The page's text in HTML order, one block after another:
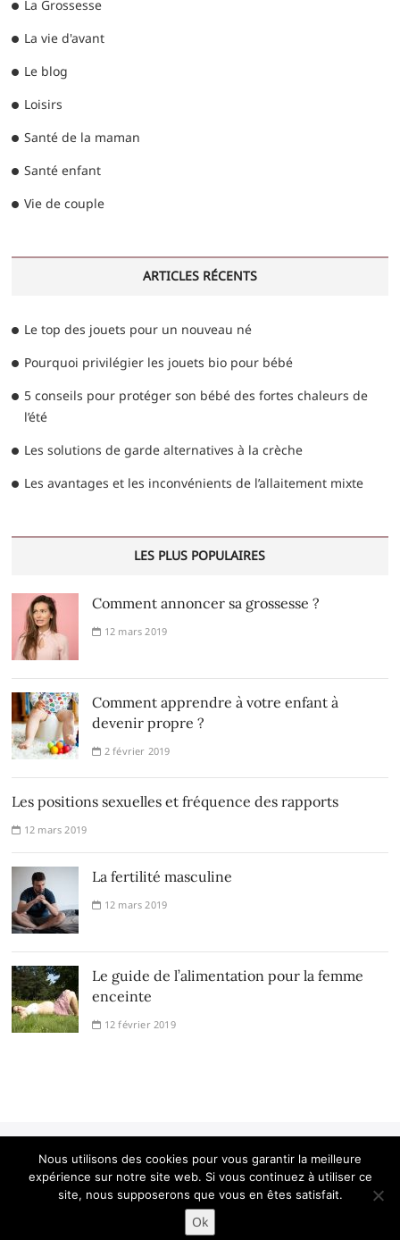
La Grossesse
La vie d'avant
Le blog
Loisirs
Santé de la maman
Santé enfant
Vie de couple
ARTICLES RÉCENTS
Le top des jouets pour un nouveau né
Pourquoi privilégier les jouets bio pour bébé
5 conseils pour protéger son bébé des fortes chaleurs de
l’été
Les solutions de garde alternatives à la crèche
Les avantages et les inconvénients de l’allaitement mixte
LES PLUS POPULAIRES
Comment annoncer sa grossesse ?
12 mars 2019
Comment apprendre à votre enfant à
devenir propre ?
2 février 2019
Les positions sexuelles et fréquence des rapports
12 mars 2019
La fertilité masculine
12 mars 2019
Le guide de l’alimentation pour la femme
enceinte
12 février 2019
Le blog Les Mamans | Designed by: Theme Freesia WordPress
| ©
Copyright All right reserved
Nous utilisons des cookies pour vous garantir la meilleure
expérience sur notre site web. Si vous continuez à utiliser ce
site, nous supposerons que vous en êtes satisfait.
Ok